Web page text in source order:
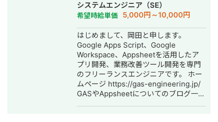
システムエンジニア（SE）
希望時給単価 5,000円～10,000円
はじめまして、岡田と申します。
Google Apps Script、Google
Workspace、Appsheetを活用したア
プリ開発、業務改善ツール開発を専門
のフリーランスエンジニアです。 ホー
ムページ https://gas-engineering.jp/
GASやAppsheetについてのブログ一覧